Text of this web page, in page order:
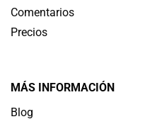
Comentarios
Precios
MÁS INFORMACIÓN
Blog